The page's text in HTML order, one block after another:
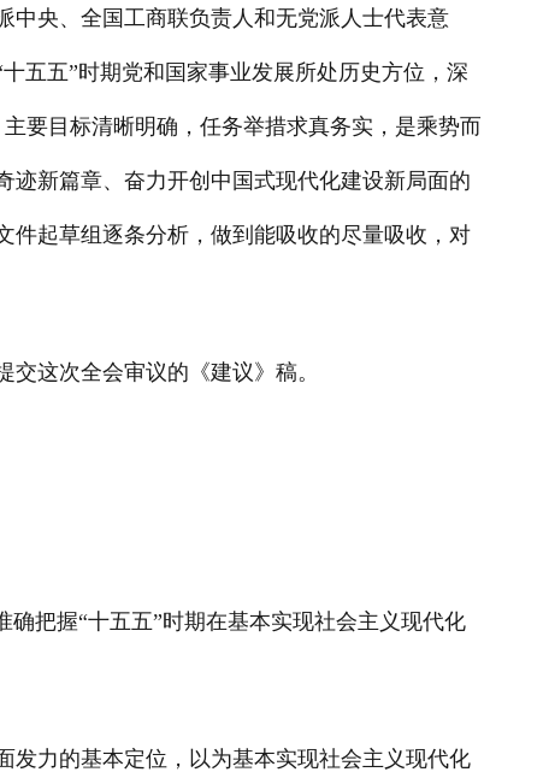
中央、全国工商联负责人和无党派人士代表意
五五”时期党和国家事业发展所处历史方位，深
要目标清晰明确，任务举措求真务实，是乘势而
新篇章、奋力开创中国式现代化建设新局面的
件起草组逐条分析，做到能吸收的尽量吸收，对
这次全会审议的《建议》稿。
确把握“十五五”时期在基本实现社会主义现代化
发力的基本定位，以为基本实现社会主义现代化